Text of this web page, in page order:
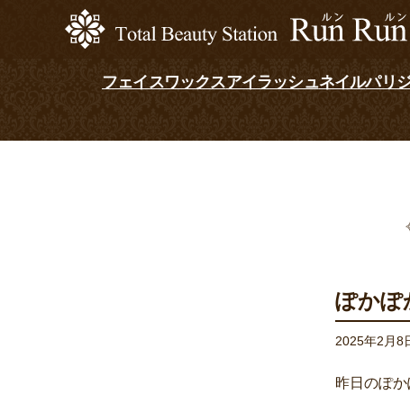
フェイスワックスアイラッシュネイルパリ
ぽかぽ
2025年2月8
昨日のぽ